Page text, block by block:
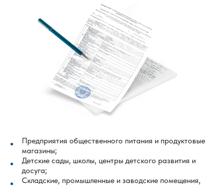
Предприятия общественного питания и продуктовые
магазины;
Детские сады, школы, центры детского развития и
досуга;
Складские, промышленные и заводские помещения,